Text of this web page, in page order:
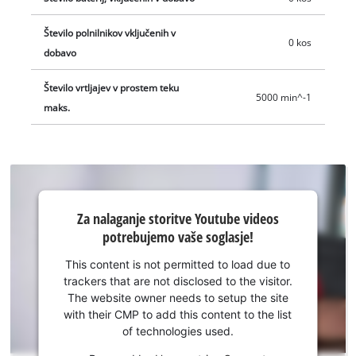
dobavljen v priročni E-Box škatli. Dobava ne vključuje baterije
in polnilnika, ki sta na voljo posebej.
Število polnilnikov vključenih v
dobavo
0 kos
Število vrtljajev v prostem teku
maks.
5000 min^-1
potrebujemo
soglasje!
Za nalaganje storitve Youtube videos
potrebujemo vaše soglasje!
This content is not permitted to load due to
trackers that are not disclosed to the visitor.
The website owner needs to setup the site
with their CMP to add this content to the list
of technologies used.